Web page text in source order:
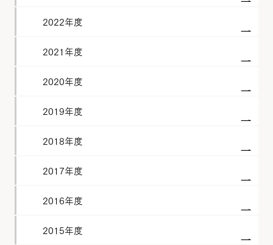
2022年度
2021年度
2020年度
2019年度
2018年度
2017年度
2016年度
2015年度